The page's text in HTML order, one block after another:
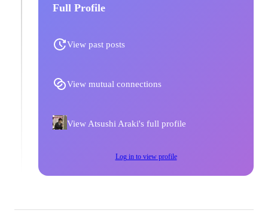
Full Profile
View past posts
View mutual connections
View Atsushi Araki's full profile
Log in to view profile